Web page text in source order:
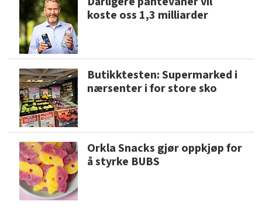
koste oss 1,3 milliarder
Butikktesten: Supermarked i
nærsenter i for store sko
Orkla Snacks gjør oppkjøp for
å styrke BUBS